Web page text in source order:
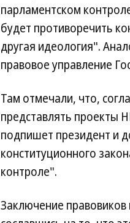
парламентском
будет противоречить
другая идеология".
правовое управление
Там отмечали, что,
представлять проекты
подпишет президент и
конституционного
контроле".
Заключение